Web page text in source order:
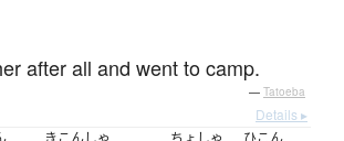
after all and went to camp.
— Tatoeba
Details ▸